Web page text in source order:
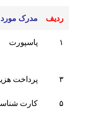
ردیف مدرک مورد
۱ پاسپورت
۳ پرداخت
۵ کارت